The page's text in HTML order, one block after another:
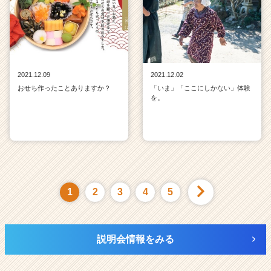
2021.12.09
おせち作ったことありますか？
2021.12.02
「いま」「ここにしかない」体験
を。
1 2 3 4 5
説明会情報をみる